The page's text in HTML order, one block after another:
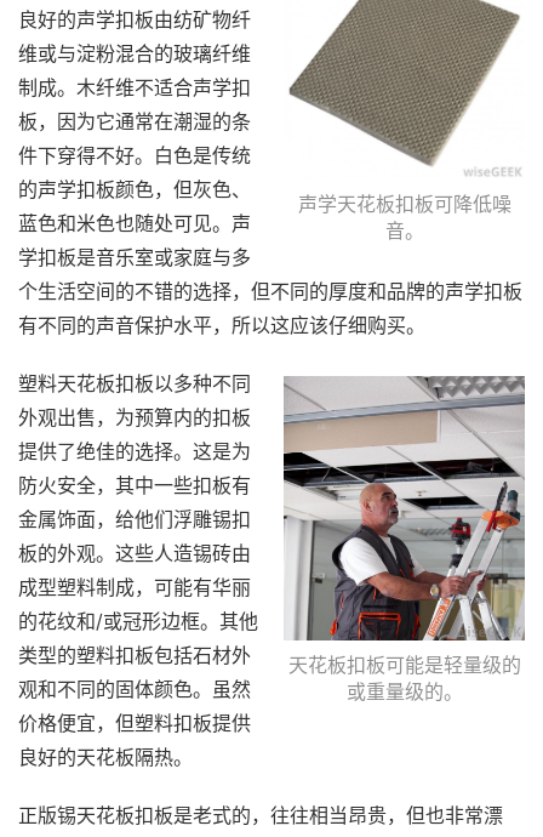
声学天花板扣板可降低噪
音。
良好的声学扣板由纺矿物纤
维或与淀粉混合的玻璃纤维
制成。木纤维不适合声学扣
板，因为它通常在潮湿的条
件下穿得不好。白色是传统
的声学扣板颜色，但灰色、
蓝色和米色也随处可见。声
学扣板是音乐室或家庭与多
个生活空间的不错的选择，但不同的厚度和品牌的声学扣板
有不同的声音保护水平，所以这应该仔细购买。
天花板扣板可能是轻量级的
或重量级的。
塑料天花板扣板以多种不同
外观出售，为预算内的扣板
提供了绝佳的选择。这是为
防火安全，其中一些扣板有
金属饰面，给他们浮雕锡扣
板的外观。这些人造锡砖由
成型塑料制成，可能有华丽
的花纹和/或冠形边框。其他
类型的塑料扣板包括石材外
观和不同的固体颜色。虽然
价格便宜，但塑料扣板提供
良好的天花板隔热。
正版锡天花板扣板是老式的，往往相当昂贵，但也非常漂